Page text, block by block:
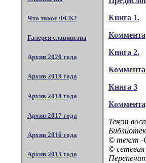
Что такое ФСК?
Галерея славянства
Архив 2020 года
Архив 2019 года
Архив 2018 года
Архив 2017 года
Архив 2016 года
Архив 2015 года
Книга 1.
Книга 2.
Книга 3
Текст
© текст -
© сетевая